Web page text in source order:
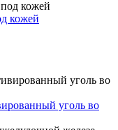
кожей
уголь во